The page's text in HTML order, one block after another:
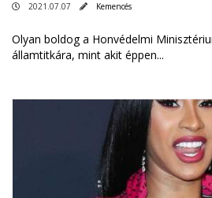
2021.07.07 Kemencés
Olyan boldog a Honvédelmi
államtitkára, mint akit éppen...